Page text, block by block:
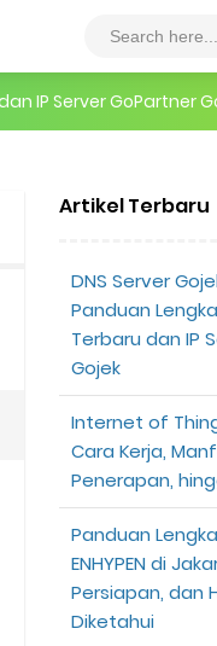
Masa Depannya
Artikel Terbaru
DNS Server
Panduan
Terbaru dan IP
Gojek
Internet of
Cara Kerja,
Penerapan,
Panduan
ENHYPEN di
Persiapan, dan
Diketahui